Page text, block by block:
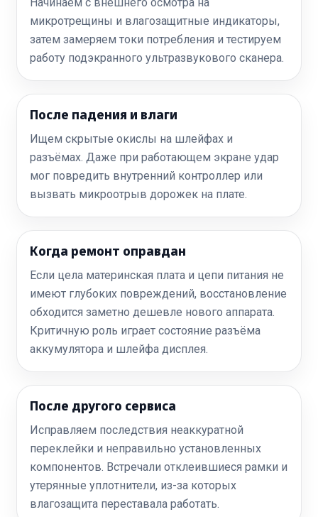
микротрещины и влагозащитные индикаторы,
затем замеряем токи потребления и тестируем
работу подэкранного ультразвукового сканера.
После падения и влаги
Ищем скрытые окислы на шлейфах и
разъёмах. Даже при работающем экране удар
мог повредить внутренний контроллер или
вызвать микроотрыв дорожек на плате.
Когда ремонт оправдан
Если цела материнская плата и цепи питания не
имеют глубоких повреждений, восстановление
обходится заметно дешевле нового аппарата.
Критичную роль играет состояние разъёма
аккумулятора и шлейфа дисплея.
После другого сервиса
Исправляем последствия неаккуратной
переклейки и неправильно установленных
компонентов. Встречали отклеившиеся рамки и
утерянные уплотнители, из-за которых
влагозащита переставала работать.